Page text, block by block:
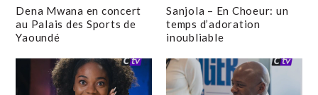
Dena Mwana en concert
au Palais des Sports de
Yaoundé
Sanjola – En Choeur: un
temps d’adoration
inoubliable